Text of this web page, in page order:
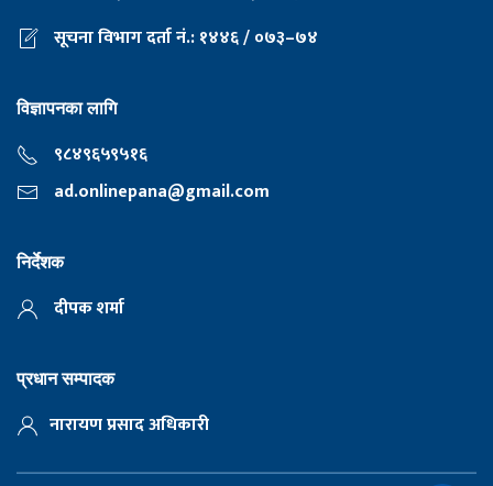
सूचना विभाग दर्ता नं.: १४४६ / ०७३–७४
विज्ञापनका लागि
९८४९६५९५१६
ad.onlinepana@gmail.com
निर्देशक
दीपक शर्मा
प्रधान सम्पादक
नारायण प्रसाद अधिकारी